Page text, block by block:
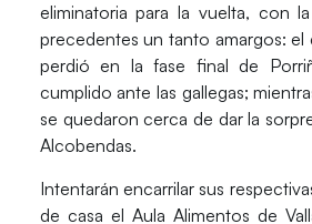
eliminatoria para la vuelta, con
precedentes un tanto amargos: el
perdió en la fase final de
cumplido ante las gallegas;
se quedaron cerca de dar la
Alcobendas.
Intentarán encarrilar sus
de casa el Aula Alimentos de